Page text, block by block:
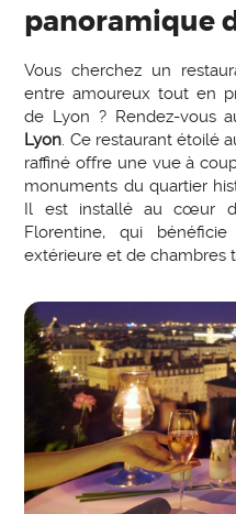
panoramique
Vous cherchez un
entre amoureux tout en
de Lyon ? Rendez-vous
Lyon. Ce restaurant étoilé
raffiné offre une vue à
monuments du quartier
Il est installé au cœur
Florentine, qui
extérieure et de chambres